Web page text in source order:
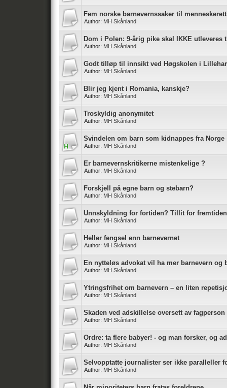
Fem norske barnevernssaker til
Author: MH Skånland
Dom i Polen: 9-årig pike skal IKKE utleveres
Author: MH Skånland
Godt tilløp til innsikt ved Høgskolen i
Author: MH Skånland
Blir jeg kjent i Romania, kanskje?
Author: MH Skånland
Troskyldig anonymitet
Author: MH Skånland
Svindelen om barn som kidnappes fra Norge
Author: MH Skånland
Er barnevernskritikerne mistenkelige ?
Author: MH Skånland
Forskjell på egne barn og stebarn?
Author: MH Skånland
Unnskyldning for fortiden? Tillit for
Author: MH Skånland
Heller fengsel enn barnevernet
Author: MH Skånland
En nytteløs advokat vil ha mer barnevern og
Author: MH Skånland
Ytringsfrihet om barnevern – en liten
Author: MH Skånland
Skaden ved adskillelse oversett av
Author: MH Skånland
Ordre: ta flere babyer! - og man forsker, og
Author: MH Skånland
Selvopptatte journalister ser ikke paralleller
Author: MH Skånland